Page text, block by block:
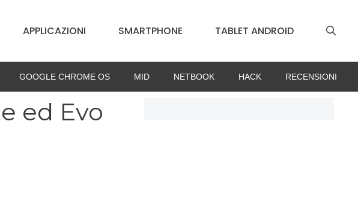
APPLICAZIONI SMARTPHONE TABLET ANDROID
GOOGLE CHROME OS MID NETBOOK HACK RECENSIONI
ed Evo